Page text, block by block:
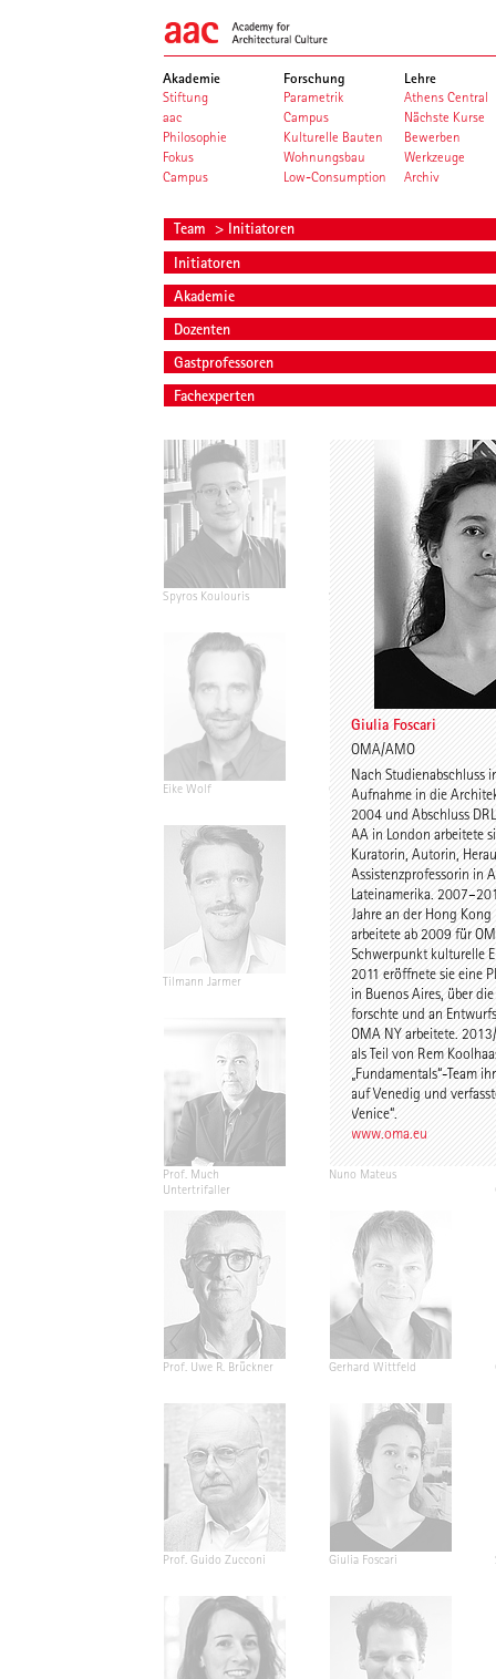
Akademie
Stiftung
aac
Philosophie
Fokus
Campus
Forschung
Parametrik
Campus
Kulturelle Bauten
Wohnungsbau
Low-Consumption
Lehre
Athens Central
Nächste Kurse
Bewerben
Werkzeuge
Archiv
Team > Initiatoren
Initiatoren
Akademie
Dozenten
Gastprofessoren
Fachexperten
Spyros Koulouris Sandra Niebling
Eike Wolf Guido Roth
Tilmann Jarmer Daniel Schöning
Prof. Much
Untertrifaller
Nuno Mateus
Prof. Uwe R. Brückner Gerhard Wittfeld
Prof. Guido Zucconi Giulia Foscari
Giulia Foscari
OMA/AMO
Nach Studienabschluss
Aufnahme in die
2004 und Abschluss
AA in London arbeitete
Kuratorin, Autorin,
Assistenzprofessorin in
Lateinamerika.
Jahre an der Hong
arbeitete ab 2009 für
Schwerpunkt kulturelle
2011 eröffnete sie eine
in Buenos Aires, über
forschte und an
OMA NY arbeitete.
als Teil von Rem
„Fundamentals“-Team
auf Venedig und
Venice“.
www.oma.eu